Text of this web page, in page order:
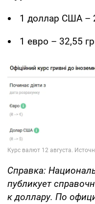
1 доллар США –
1 евро – 32,55
Справка:
публикует
к доллару. По